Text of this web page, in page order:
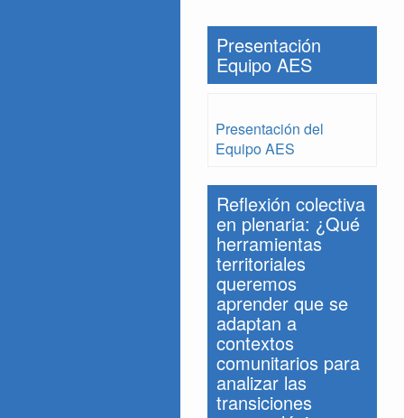
Presentación
Equipo AES
Presentación del
Equipo AES
Reflexión colectiva
en plenaria: ¿Qué
herramientas
territoriales
queremos
aprender que se
adaptan a
contextos
comunitarios para
analizar las
transiciones